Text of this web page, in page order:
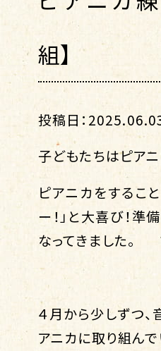
組】
投稿日：
子どもたちはピア
ピアニカをするこ
ー！」と大喜び！準
なってきました。
４月から少しずつ
アニカに取り組んで